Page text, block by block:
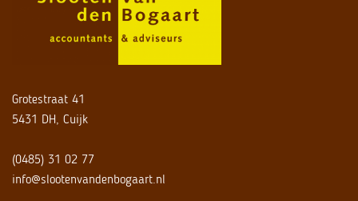
Grotestraat 41
5431 DH, Cuijk
(0485) 31 02 77
info@slootenvandenbogaart.nl